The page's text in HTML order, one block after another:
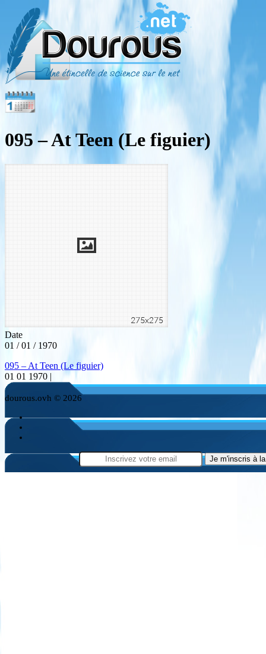
095 – At Teen (Le figuier)
Date
01 / 01 / 1970
095 – At Teen (Le figuier)
01 01 1970 |
dourous.ovh © 2026